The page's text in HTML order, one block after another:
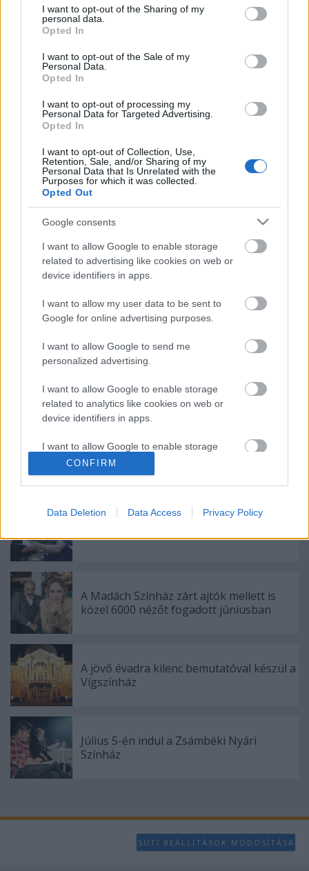
not limited to your visit or usage behaviour. You may click to
grant or deny consent to Google and its third-party tags to
use your data for below specified purposes in below Google
consent section.
I want to opt-out of the Sharing of my
personal data.
Opted In
I want to opt-out of the Sale of my
Personal Data.
Opted In
I want to opt-out of processing my
Personal Data for Targeted Advertising.
Opted In
I want to opt-out of Collection, Use,
Retention, Sale, and/or Sharing of my
Personal Data that Is Unrelated with the
Purposes for which it was collected.
Opted Out
Google consents
I want to allow Google to enable storage
related to advertising like cookies on web or
device identifiers in apps.
I want to allow my user data to be sent to
Google for online advertising purposes.
I want to allow Google to send me
personalized advertising.
I want to allow Google to enable storage
related to analytics like cookies on web or
device identifiers in apps.
I want to allow Google to enable storage
related to functionality of the website or app.
I want to allow Google to enable storage
related to security, including authentication
functionality and fraud prevention, and other
user protection.
CONFIRM
Data Deletion Data Access Privacy Policy
R.: - Milyen korosztályt várnak, a huszon-
harmincévesek nem biztos, hogy minden kérdésre
tudnak válaszolni?
Somonyi-Papp Zoltán felelős szerkesztő: - Igaza van,
az idősebb korosztály az, aki többet járt színházba
és több mindenre emlékszik ennek következtében.
R.: - Gondolkodnak esetleg azon, hogy a kérdéseket
hozzájuk igazítják, a fiatalabb korosztályhoz?
Somonyi-Papp Zoltán felelős szerkesztő: -
Mindenképpen, egyre több lesz a jelenkori
előadásra vonatkozó kérdés, annál is inkább, mert
most egyelőre a Vígszínházban folytatjuk, majd
nyáron következnek a szabadtéri előadások,
föltehetően ősztől több budapesti, majd nem
budapesti színházból is közvetítünk ilyen játékot,
esetleg határon túlról is magyar nyelvű
színházakból.
Ajánlott bejegyzések:
Nagy sikerrel zárult a Veszprémi Petőfi
Színház érzékenyítő fesztiválja
A Madách Színház zárt ajtók mellett is
közel 6000 nézőt fogadott júniusban
A jövő évadra kilenc bemutatóval készül a
Vígszínház
Július 5-én indul a Zsámbéki Nyári
Színház
SÜTI BEÁLLÍTÁSOK MÓDOSÍTÁSA